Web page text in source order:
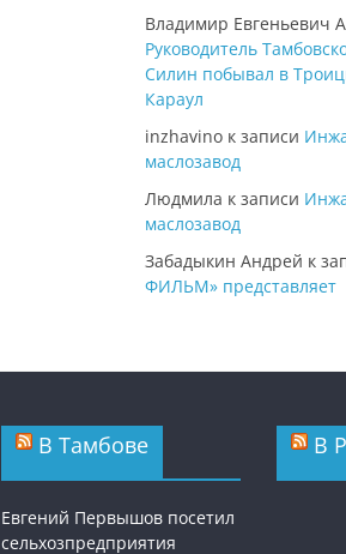
Владимир Евгеньевич
Руководитель
Силин побывал в
Караул
inzhavino к записи
маслозавод
Людмила к записи
маслозавод
Забадыкин Андрей к
ФИЛЬМ» представляет
В Тамбове
Евгений Первышов посетил
сельхозпредприятия
В